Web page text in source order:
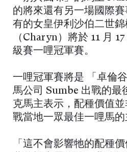
的將來還有另一場國際
有的女皇伊利沙伯二世錦
（Charyn）將於 11 月
級賽一哩冠軍賽。
一哩冠軍賽將是 「卓倫
馬公司 Sumbe 出戰的最
克馬主表示，配種價值
戰當地一眾最佳一哩馬的
「這不會影響牠的配種